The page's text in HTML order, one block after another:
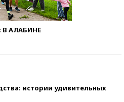
АЛАБИНЕ
истории удивительных